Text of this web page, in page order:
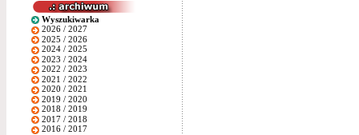
Wyszukiwarka
2026 / 2027
2025 / 2026
2024 / 2025
2023 / 2024
2022 / 2023
2021 / 2022
2020 / 2021
2019 / 2020
2018 / 2019
2017 / 2018
2016 / 2017